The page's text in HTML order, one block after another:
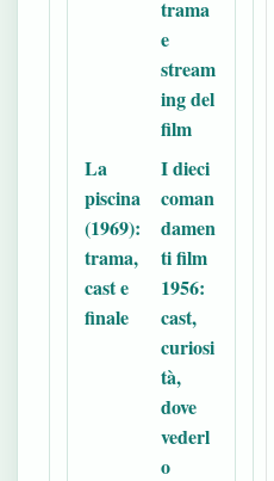
trama
e
stream
ing del
film
La
piscina
(1969):
trama,
cast e
finale
I dieci
coman
damen
ti film
1956:
cast,
curiosi
tà,
dove
vederl
o